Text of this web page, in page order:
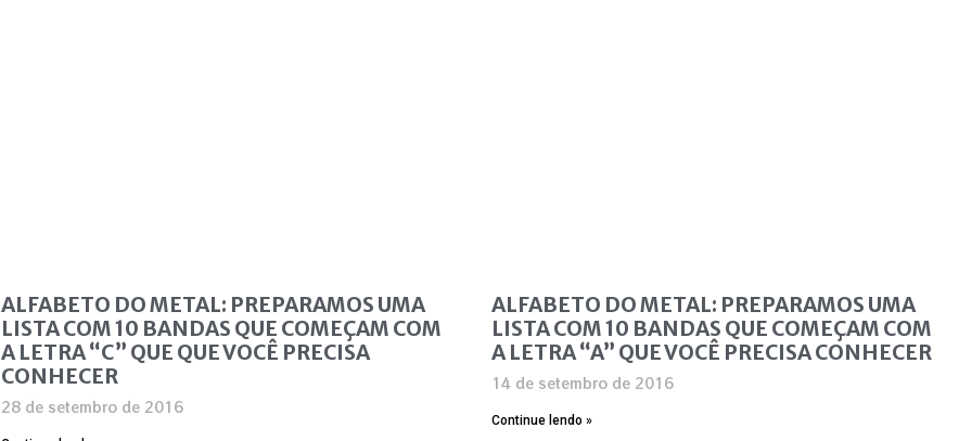
ALFABETO DO METAL: PREPARAMOS UMA
LISTA COM 10 BANDAS QUE COMEÇAM COM
A LETRA “C” QUE QUE VOCÊ PRECISA
CONHECER
28 de setembro de 2016
ALFABETO DO METAL: PREPARAMOS UMA
LISTA COM 10 BANDAS QUE COMEÇAM COM
A LETRA “A” QUE VOCÊ PRECISA CONHECER
14 de setembro de 2016
Continue lendo »